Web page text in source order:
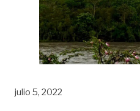
julio 5, 2022